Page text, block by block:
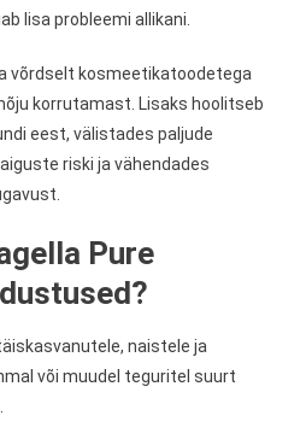
lisa probleemi allikani.
võrdselt kosmeetikatoodetega
korrutamast. Lisaks hoolitseb
eest, välistades paljude
riski ja vähendades
Pure
naistele ja
või muudel teguritel suurt